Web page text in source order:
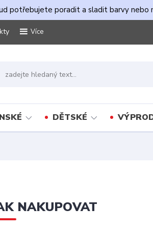
potřebujete poradit a sladit barvy nebo
Více
DĚTSKÉ
NAKUPOVAT